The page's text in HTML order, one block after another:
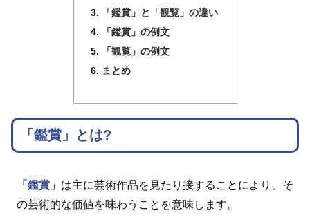
「鑑賞」と「観覧」の違い
「鑑賞」の例文
「観覧」の例文
まとめ
「鑑賞」とは?
「鑑賞」 は主に芸術作品を見たり接することにより、そ
の芸術的な価値を味わうことを意味します。